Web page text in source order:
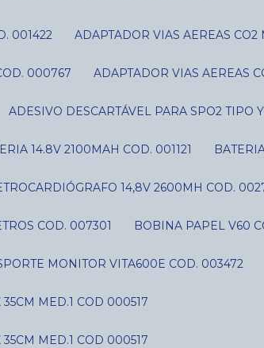
001422 ADAPTADOR VIAS AEREAS
000767 ADAPTADOR VIAS AEREAS
ADESIVO DESCARTÁVEL PARA SPO2 TIPO
14.8V 2100MAH COD. 001121
14,8V 2600MH COD.
COD. 007301 BOBINA PAPEL V60
MONITOR VITA600E COD. 003472
MED.1 COD 000517
MED.1 COD 000517